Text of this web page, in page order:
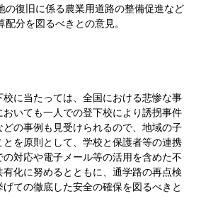
の復旧に係る農業用道路の整備促進など
分を図るべきとの意見。
校に当たっては、全国における悲惨な事
おいても一人での登下校により誘拐事件
どの事例も見受けられるので、地域の子
とを原則として、学校と保護者等の連携
の対応や電子メール等の活用を含めた不
化に努めるとともに、通学路の再点検
ての徹底した安全の確保を図るべきと